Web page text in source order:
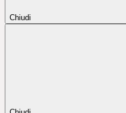
Chiudi